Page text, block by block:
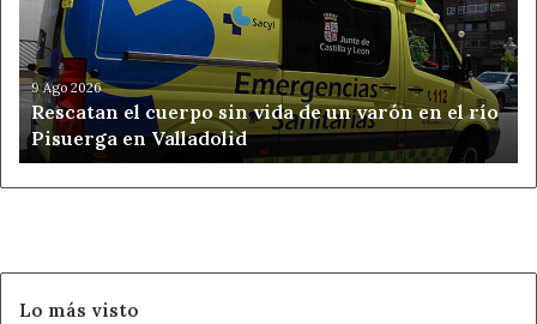
vida
de
un
varón
en
el
río
Pisuerga
9 Ago 2026
Rescatan el cuerpo sin vida de un varón en el río
Pisuerga en Valladolid
Lo más visto